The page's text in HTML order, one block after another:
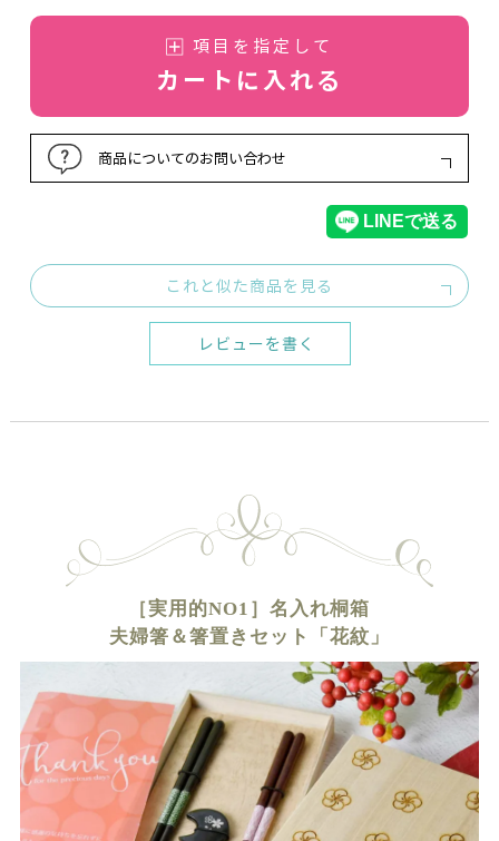
項目を指定して
カートに入れる
商品についてのお問い合わせ
これと似た商品を見る
レビューを書く
［実用的NO1］名入れ桐箱
夫婦箸＆箸置きセット「花紋」